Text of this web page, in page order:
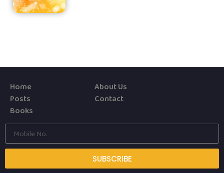
Home
Posts
Books
About Us
Contact
SUBSCRIBE